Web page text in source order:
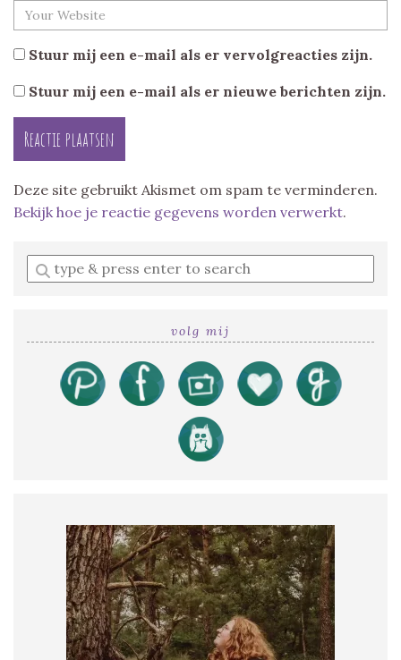
Stuur mij een e-mail als er vervolgreacties zijn.
Stuur mij een e-mail als er nieuwe berichten zijn.
Deze site gebruikt Akismet om spam te verminderen.
Bekijk hoe je reactie gegevens worden verwerkt.
Enter
a
volg mij